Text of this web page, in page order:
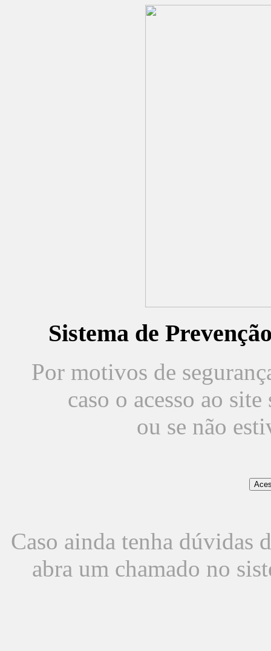
Sistema de
Por motivos de
caso o acesso ao
ou se não
Caso ainda tenha dúvidas
abra um chamado no